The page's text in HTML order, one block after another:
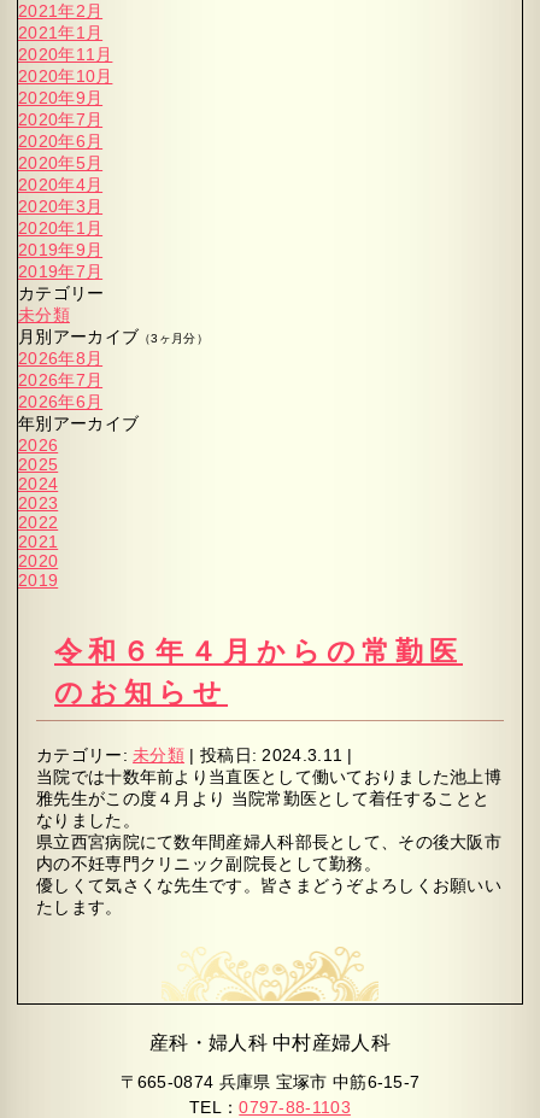
2021年2月
2021年1月
2020年11月
2020年10月
2020年9月
2020年7月
2020年6月
2020年5月
2020年4月
2020年3月
2020年1月
2019年9月
2019年7月
カテゴリー
未分類
月別アーカイブ （3ヶ月分）
2026年8月
2026年7月
2026年6月
年別アーカイブ
2026
2025
2024
2023
2022
2021
2020
2019
令和６年４月からの常勤医
のお知らせ
カテゴリー:未分類 | 投稿日: 2024.3.11 |
当院では十数年前より当直医として働いておりました池上博
雅先生がこの度４月より 当院常勤医として着任することと
なりました。
県立西宮病院にて数年間産婦人科部長として、その後大阪市
内の不妊専門クリニック副院長として勤務。
優しくて気さくな先生です。皆さまどうぞよろしくお願いい
たします。
産科・婦人科 中村産婦人科
〒665-0874 兵庫県 宝塚市 中筋6-15-7
TEL：0797-88-1103